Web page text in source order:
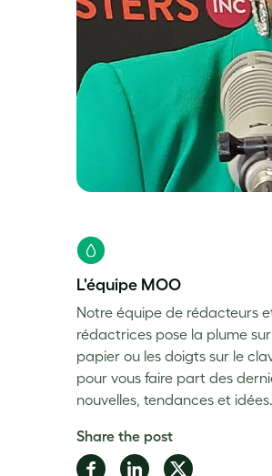
L'équipe MOO
Notre équipe de rédacteurs
rédactrices pose la plume
papier ou les doigts sur le
pour vous faire part des
nouvelles, tendances et idées.
Share the post
Share Share Share